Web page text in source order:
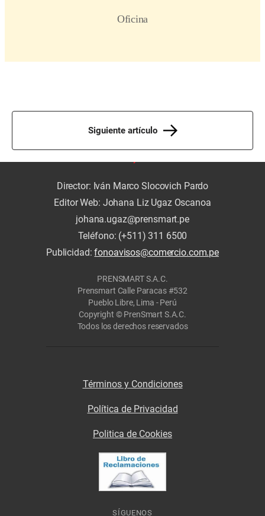
Siguiente artículo
Director: Iván Marco Slocovich Pardo
Editor Web: Johana Liz Ugaz Oscanoa
johana.ugaz@prensmart.pe
Teléfono: (+511) 311 6500
Publicidad:fonoavisos@comercio.com.pe
PRENSMART S.A.C.
Prensmart Calle Paracas #532
Pueblo Libre, Lima - Perú
Copyright © PrenSmart S.A.C.
Todos los derechos reservados
Términos y Condiciones
Política de Privacidad
Politica de Cookies
SÍGUENOS